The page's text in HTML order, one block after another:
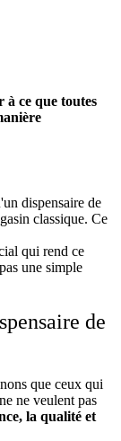
à ce que toutes
dispensaire de
classique. Ce
qui rend ce
une simple
de
que ceux qui
ne veulent pas
la qualité et